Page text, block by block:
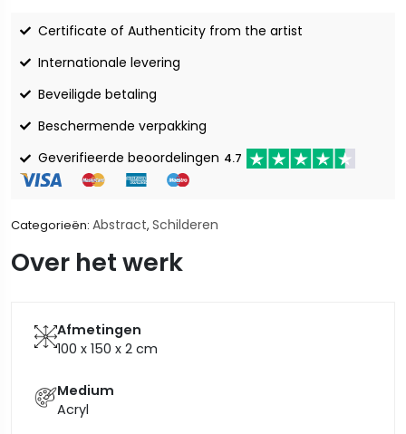
Certificate of Authenticity from the artist
Internationale levering
Beveiligde betaling
Beschermende verpakking
Geverifieerde beoordelingen 4.7
Categorieën: Abstract, Schilderen
Over het werk
Afmetingen
100 x 150 x 2 cm
Medium
Acryl